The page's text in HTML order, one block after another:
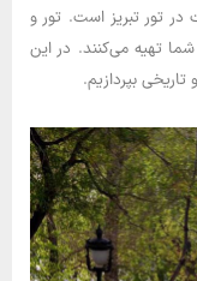
در تور تبریز است. تور و
شما تهیه می‌کنند. در این
تاریخی بپردازیم.